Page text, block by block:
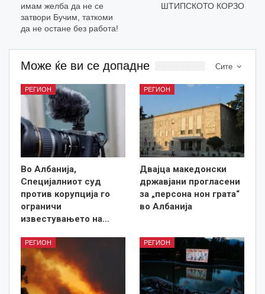
имам желба да не се
затвори Бучим, таткоми
да не остане без работа!
ШТИПСКОТО КОРЗО
Сите
Може ќе ви се допадне
РЕГИОН
Во Албанија,
Специјалниот суд
против корупција го
ограничи
известувањето на…
РЕГИОН
Двајца македонски
државјани прогласени
за „персона нон грата“
во Албанија
РЕГИОН РЕГИОН